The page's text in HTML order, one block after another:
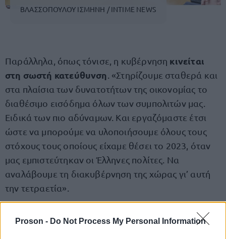
Proson - Do Not Process My Personal Information
ΒΛΑΣΣΟΠΟΥΛΟΥ ΙΣΜΗΝΗ / INTIME NEWS
Παράλληλα, όπως τόνισε, η κυβέρνηση κινείται
στη σωστή κατεύθυνση. «Στηρίζουμε σταθερά και
στα πλαίσια των δυνατοτήτων της οικονομίας το
διαθέσιμο εισόδημα όλων των συμπολιτών μας.
Ειδικά των πιο αδύναμων. Και εργαζόμαστε έτσι
ώστε να μπορούμε να υλοποιήσουμε όλους τους
στόχους τους οποίους είχαμε θέσει το 2023, όταν
μας εμπιστεύτηκαν οι Έλληνες πολίτες. Να
αναλάβουμε τη διακυβέρνηση της χώρας γι’ αυτή
την τετραετία».
«Είναι η πρώτη μέρα εφαρμογής της νέας αύξησης